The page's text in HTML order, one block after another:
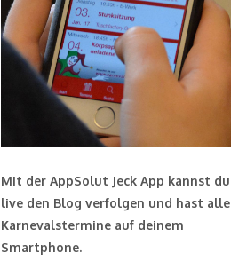
Mit der AppSolut Jeck App kannst du
live den Blog verfolgen und hast alle
Karnevalstermine auf deinem
Smartphone.